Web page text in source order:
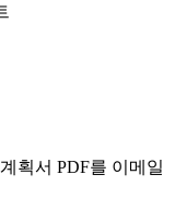
획서 PDF를 이메일